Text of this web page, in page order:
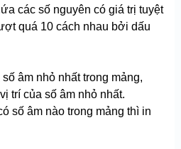
các số nguyên có giá trị tuyệt
quá 10 cách nhau bởi dấu
âm nhỏ nhất trong mảng,
trí của số âm nhỏ nhất.
số âm nào trong mảng thì in